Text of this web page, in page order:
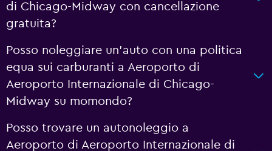
di Chicago-Midway con cancellazione
gratuita?
Posso noleggiare un'auto con una politica
equa sui carburanti a Aeroporto di
Aeroporto Internazionale di Chicago-
Midway su momondo?
Posso trovare un autonoleggio a
Aeroporto di Aeroporto Internazionale di